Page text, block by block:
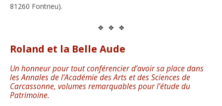
81260 Fontrieu).
❖ ❖ ❖
Roland et la Belle Aude
Un honneur pour tout conférencier d’avoir sa place dans
les Annales de l’Académie des Arts et des Sciences de
Carcassonne, volumes remarquables pour l’étude du
Patrimoine.